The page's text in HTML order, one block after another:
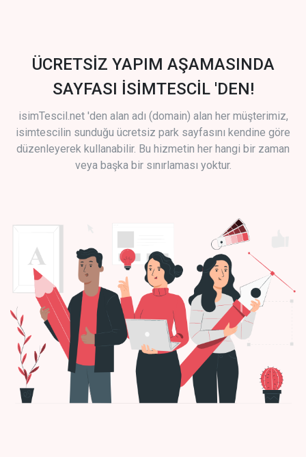
ÜCRETSİZ YAPIM AŞAMASINDA
SAYFASI İSİMTESCİL 'DEN!
isimTescil.net 'den alan adı (domain) alan her müşterimiz,
isimtescilin sunduğu ücretsiz park sayfasını kendine göre
düzenleyerek kullanabilir. Bu hizmetin her hangi bir zaman
veya başka bir sınırlaması yoktur.